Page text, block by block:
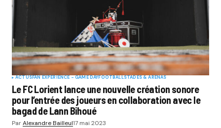
ACTUSFAN EXPERIENCE - GAME DAYFOOTBALLSTADES & ARENAS
Le FC Lorient lance une nouvelle création sonore
pour l’entrée des joueurs en collaboration avec le
bagad de Lann Bihoué
ParAlexandre Bailleul17 mai 2023